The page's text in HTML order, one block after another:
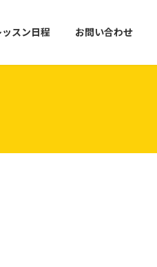
ッスン日程 お問い合わせ